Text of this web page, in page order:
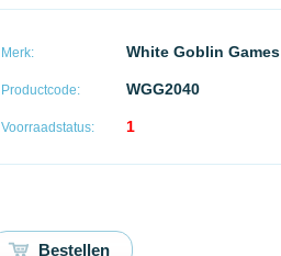
Merk: White Goblin Games
Productcode: WGG2040
Voorraadstatus: 1